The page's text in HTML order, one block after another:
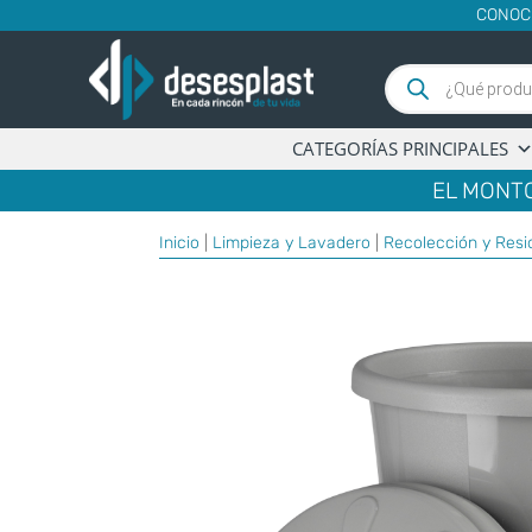
Búsqueda
de
productos
CATEGORÍAS PRINCIPALES
EL
Inicio Limpieza y Lavadero Recolección y